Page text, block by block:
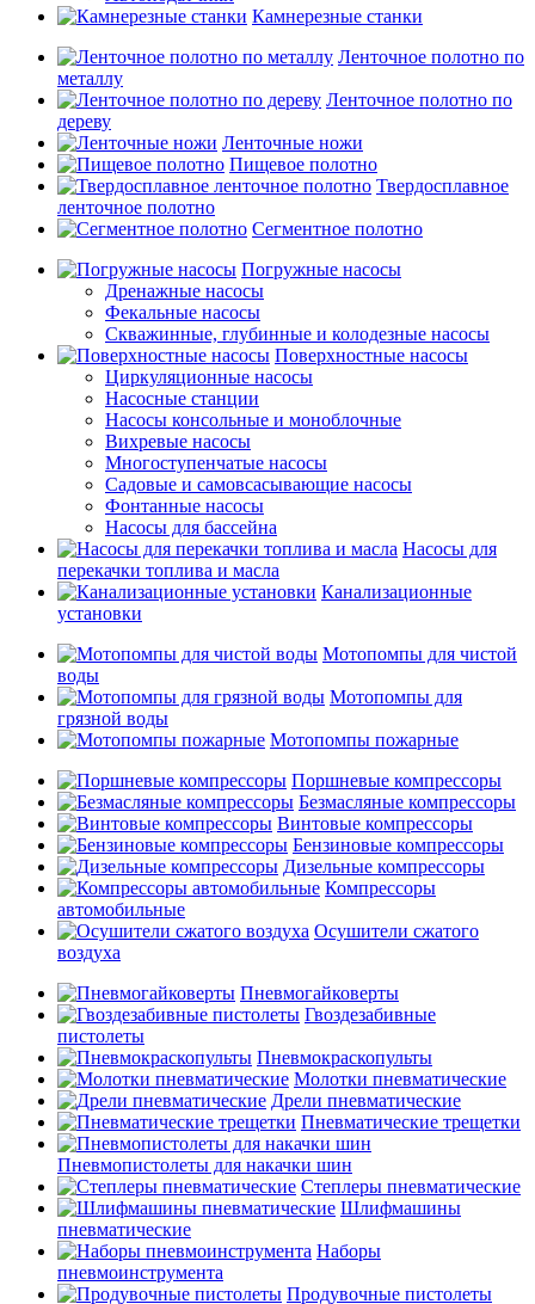
Камнерезные станки
Ленточное полотно по
металлу
Ленточное полотно по
дереву
Ленточные ножи
Пищевое полотно
Твердосплавное
ленточное полотно
Сегментное полотно
Погружные насосы
Дренажные насосы
Фекальные насосы
Скважинные, глубинные и колодезные насосы
Поверхностные насосы
Циркуляционные насосы
Насосные станции
Насосы консольные и моноблочные
Вихревые насосы
Многоступенчатые насосы
Садовые и самовсасывающие насосы
Фонтанные насосы
Насосы для бассейна
Насосы для
перекачки топлива и масла
Канализационные
установки
Мотопомпы для чистой
воды
Мотопомпы для
грязной воды
Мотопомпы пожарные
Поршневые компрессоры
Безмасляные компрессоры
Винтовые компрессоры
Бензиновые компрессоры
Дизельные компрессоры
Компрессоры
автомобильные
Осушители сжатого
воздуха
Пневмогайковерты
Гвоздезабивные
пистолеты
Пневмокраскопульты
Молотки пневматические
Дрели пневматические
Пневматические трещетки
Пневмопистолеты для накачки шин
Степлеры пневматические
Шлифмашины
пневматические
Наборы
пневмоинструмента
Продувочные пистолеты